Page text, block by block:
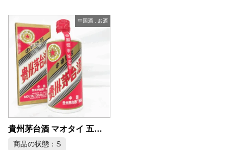
中国酒, お酒
貴州茅台酒 マオタイ 五星ラベル 1992
商品の状態：S